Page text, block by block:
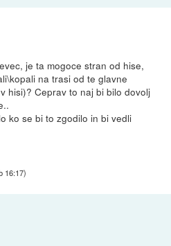
je ta mogoce stran od hise,
na trasi od te glavne
hisi)? Ceprav to naj bi bilo dovolj
ko se bi to zgodilo in bi vedli
16:17)